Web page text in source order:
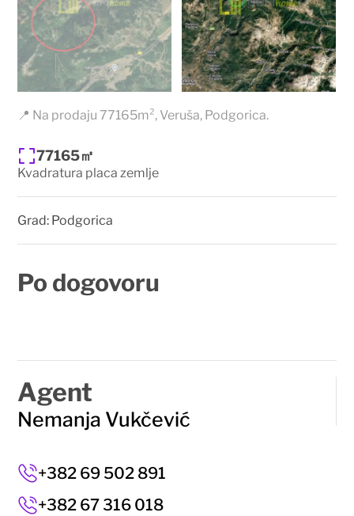
📍 Na prodaju 77165m², Veruša, Podgorica.
77165㎡
Kvadratura placa zemlje
Grad: Podgorica
Po dogovoru
Agent
Nemanja Vukčević
+382 69 502 891
+382 67 316 018